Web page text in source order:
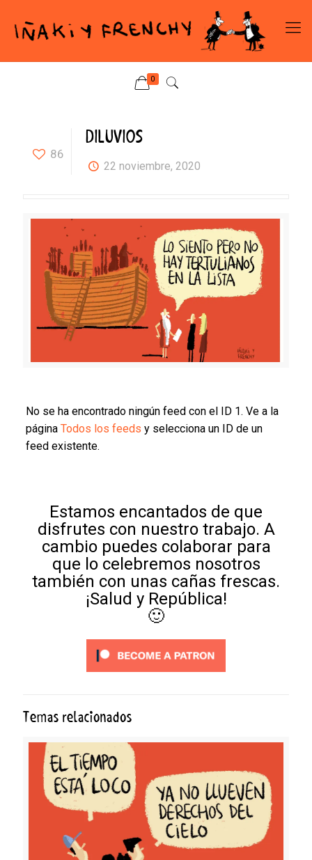
0
86
DILUVIOS
22 noviembre, 2020
No se ha encontrado ningún feed con el ID 1. Ve a la
página Todos los feeds y selecciona un ID de un
feed existente.
Estamos encantados de que
disfrutes con nuestro trabajo. A
cambio puedes colaborar para
que lo celebremos nosotros
también con unas cañas frescas.
¡Salud y República!
🙂
Temas relacionados